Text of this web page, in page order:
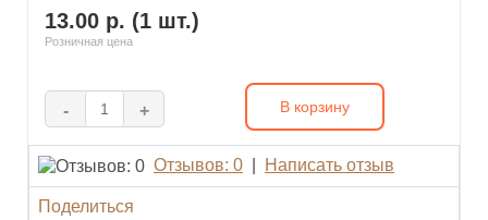
13.00 р. (1 шт.)
Розничная цена
- + В корзину
Отзывов: 0 Написать отзыв
Поделиться